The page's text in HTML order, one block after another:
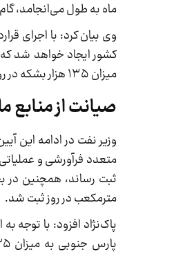
ماه به طول می‌انجامد،
میزان ۱۳۵ هزار بشکه در روز افزایش خواهد یافت.
صیانت از
وزیر نفت در ادامه این
مترمکعب در روز ثبت شد.
پاک‌نژاد افزود: با توجه